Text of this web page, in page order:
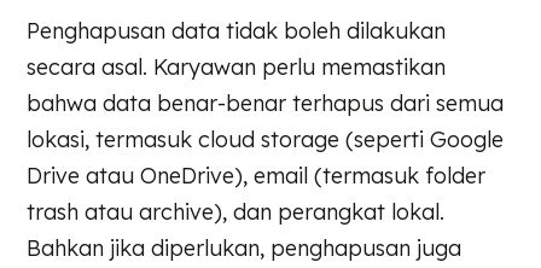
Penghapusan data tidak boleh dilakukan
secara asal. Karyawan perlu memastikan
bahwa data benar-benar terhapus dari semua
lokasi, termasuk cloud storage (seperti Google
Drive atau OneDrive), email (termasuk folder
trash atau archive), dan perangkat lokal.
Bahkan jika diperlukan, penghapusan juga